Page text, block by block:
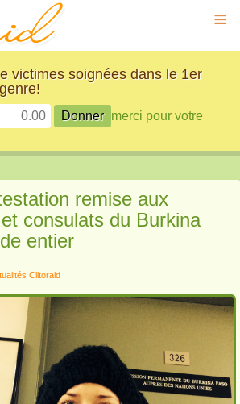
≡
victimes soignées dans le 1er
merci pour votre
remise aux
consulats du Burkina
entier
Clitoraid